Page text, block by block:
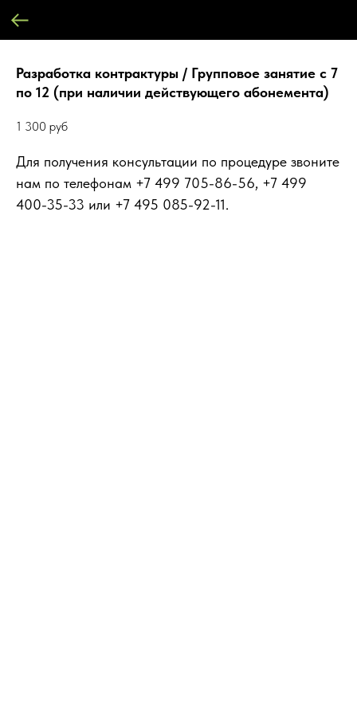
Разработка контрактуры / Групповое занятие с 7
по 12 (при наличии действующего абонемента)
1 300 руб
Для получения консультации по процедуре звоните
нам по телефонам +7 499 705-86-56, +7 499
400-35-33 или +7 495 085-92-11.